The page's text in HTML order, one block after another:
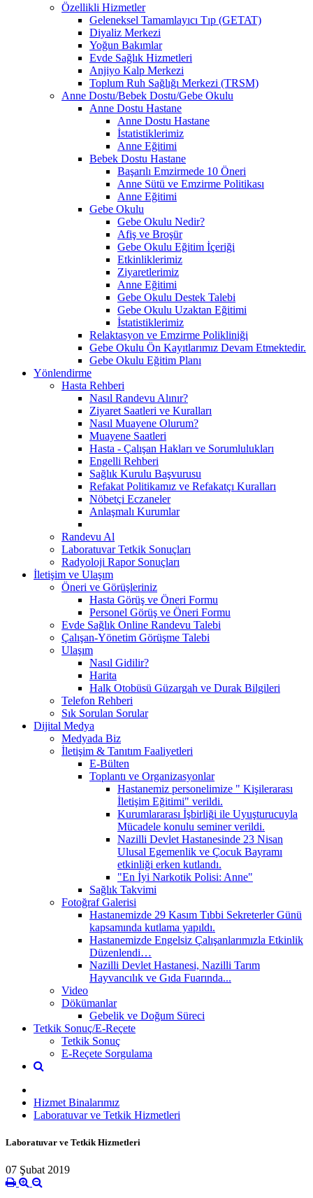
Özellikli Hizmetler
Geleneksel Tamamlayıcı Tıp (GETAT)
Diyaliz Merkezi
Yoğun Bakımlar
Evde Sağlık Hizmetleri
Anjiyo Kalp Merkezi
Toplum Ruh Sağlığı Merkezi (TRSM)
Anne Dostu/Bebek Dostu/Gebe Okulu
Anne Dostu Hastane
Anne Dostu Hastane
İstatistiklerimiz
Anne Eğitimi
Bebek Dostu Hastane
Başarılı Emzirmede 10 Öneri
Anne Sütü ve Emzirme Politikası
Anne Eğitimi
Gebe Okulu
Gebe Okulu Nedir?
Afiş ve Broşür
Gebe Okulu Eğitim İçeriği
Etkinliklerimiz
Ziyaretlerimiz
Anne Eğitimi
Gebe Okulu Destek Talebi
Gebe Okulu Uzaktan Eğitimi
İstatistiklerimiz
Relaktasyon ve Emzirme Polikliniği
Gebe Okulu Ön Kayıtlarımız Devam Etmektedir.
Gebe Okulu Eğitim Planı
Yönlendirme
Hasta Rehberi
Nasıl Randevu Alınır?
Ziyaret Saatleri ve Kuralları
Nasıl Muayene Olurum?
Muayene Saatleri
Hasta - Çalışan Hakları ve Sorumlulukları
Engelli Rehberi
Sağlık Kurulu Başvurusu
Refakat Politikamız ve Refakatçı Kuralları
Nöbetçi Eczaneler
Anlaşmalı Kurumlar
Randevu Al
Laboratuvar Tetkik Sonuçları
Radyoloji Rapor Sonuçları
İletişim ve Ulaşım
Öneri ve Görüşleriniz
Hasta Görüş ve Öneri Formu
Personel Görüş ve Öneri Formu
Evde Sağlık Online Randevu Talebi
Çalışan-Yönetim Görüşme Talebi
Ulaşım
Nasıl Gidilir?
Harita
Halk Otobüsü Güzargah ve Durak Bilgileri
Telefon Rehberi
Sık Sorulan Sorular
Dijital Medya
Medyada Biz
İletişim & Tanıtım Faaliyetleri
E-Bülten
Toplantı ve Organizasyonlar
Hastanemiz personelimize " Kişilerarası
İletişim Eğitimi" verildi.
Kurumlararası İşbirliği ile Uyuşturucuyla
Mücadele konulu seminer verildi.
Nazilli Devlet Hastanesinde 23 Nisan
Ulusal Egemenlik ve Çocuk Bayramı
etkinliği erken kutlandı.
"En İyi Narkotik Polisi: Anne"
Sağlık Takvimi
Fotoğraf Galerisi
Hastanemizde 29 Kasım Tıbbi Sekreterler Günü
kapsamında kutlama yapıldı.
Hastanemizde Engelsiz Çalışanlarımızla Etkinlik
Düzenlendi…
Nazilli Devlet Hastanesi, Nazilli Tarım
Hayvancılık ve Gıda Fuarında...
Video
Dökümanlar
Gebelik ve Doğum Süreci
Tetkik Sonuç/E-Reçete
Tetkik Sonuç
E-Reçete Sorgulama
Hizmet Binalarımız
Laboratuvar ve Tetkik Hizmetleri
Laboratuvar ve Tetkik Hizmetleri
07 Şubat 2019